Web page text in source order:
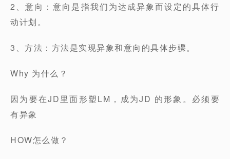
2、意向：意向是指我们为达成异象而设定的具体行
动计划。
3、方法：方法是实现异象和意向的具体步骤。
Why 为什么？
因为要在JD里面形塑LM，成为JD 的形象。必须要
有异象
HOW怎么做？